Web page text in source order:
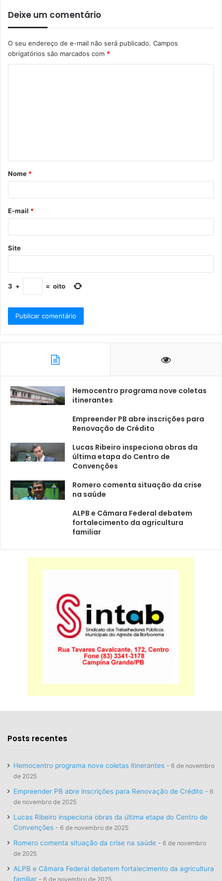
Deixe um comentário
O seu endereço de e-mail não será publicado. Campos
obrigatórios são marcados com *
Nome *
E-mail *
Site
3 + = oito
Hemocentro programa nove coletas
itinerantes
Empreender PB abre inscrições para
Renovação de Crédito
Lucas Ribeiro inspeciona obras da
última etapa do Centro de
Convenções
Romero comenta situação da crise
na saúde
ALPB e Câmara Federal debatem
fortalecimento da agricultura
familiar
Posts recentes
Hemocentro programa nove coletas itinerantes
6 de novembro
de 2025
Empreender PB abre inscrições para Renovação de Crédito
6
de novembro de 2025
Lucas Ribeiro inspeciona obras da última etapa do Centro de
Convenções
6 de novembro de 2025
Romero comenta situação da crise na saúde
6 de novembro
de 2025
ALPB e Câmara Federal debatem fortalecimento da agricultura
familiar
6 de novembro de 2025